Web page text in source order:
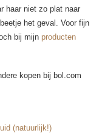
haar niet zo plat naar
het geval. Voor fijn
bij mijn producten
kopen bij bol.com
(natuurlijk!)